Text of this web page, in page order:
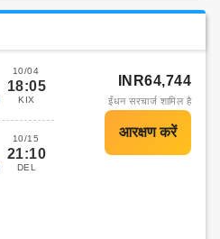
10/04
18:05
KIX
10/15
21:10
DEL
INR64,744
ईंधन सरचार्ज शामिल है